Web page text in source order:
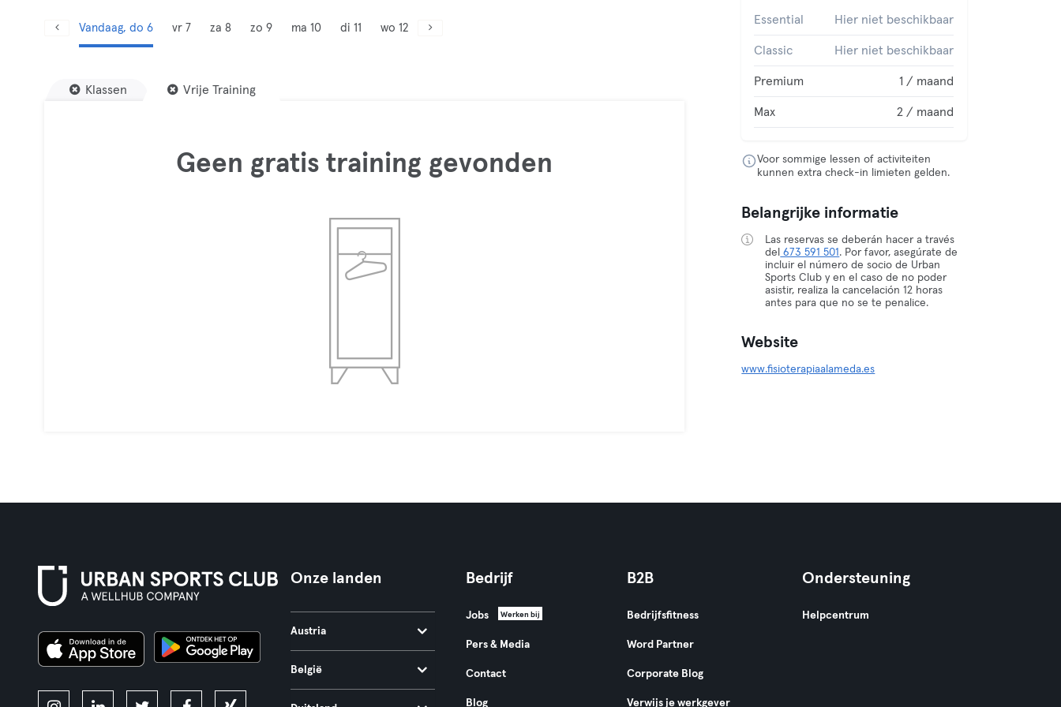
Vandaag, do 6 vr 7 za 8 zo 9 ma 10 di 11 wo 12
Klassen Vrije Training
Geen gratis training gevonden
Essential Hier niet beschikbaar
Classic Hier niet beschikbaar
Premium 1 / maand
Max 2 / maand
Voor sommige lessen of activiteiten
kunnen extra check-in limieten gelden.
Belangrijke informatie
Las reservas se deberán hacer a través
del 673 591 501 . Por favor, asegúrate de
incluir el número de socio de Urban
Sports Club y en el caso de no poder
asistir, realiza la cancelación 12 horas
antes para que no se te penalice.
Website
www.fisioterapiaalameda.es
Onze landen
Austria
België
Bedrijf
Jobs Werken bij
Pers & Media
Contact
Blog
B2B
Bedrijfsfitness
Word Partner
Corporate Blog
Verwijs je werkgever
Ondersteuning
Helpcentrum